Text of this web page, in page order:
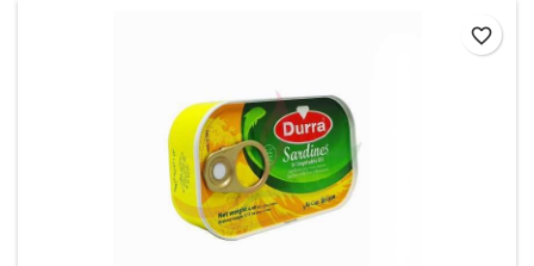
favorite_border